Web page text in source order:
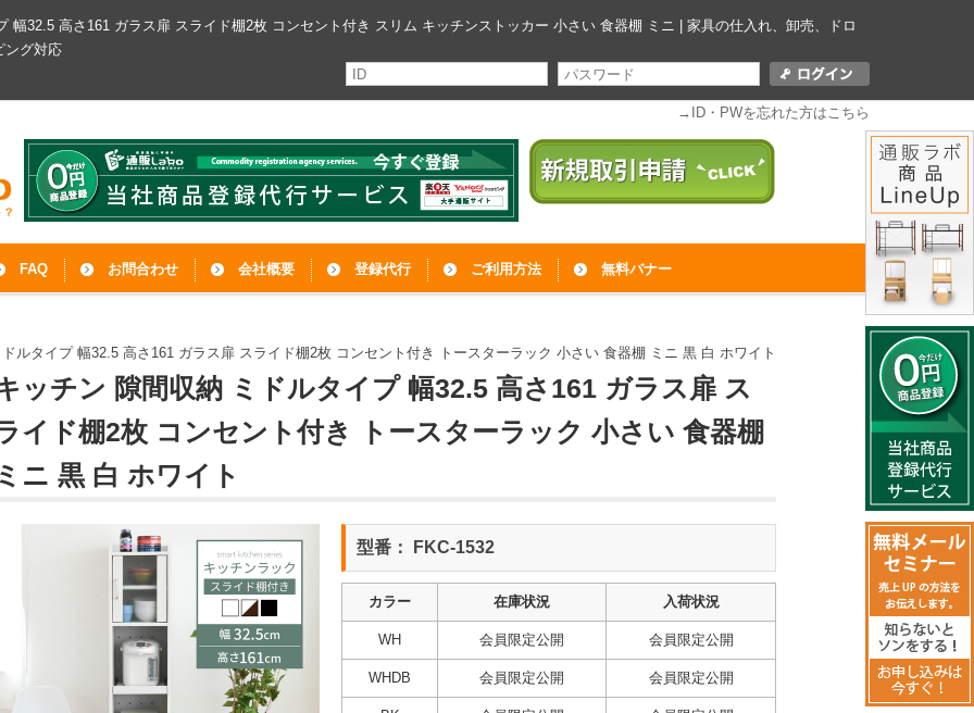
幅32.5 高さ161 ガラス扉 スライド棚2枚 コンセント付き スリム キッチンストッカー 小さい 食器棚 ミニ | 家具の仕入れ、卸売、ドロ
ング対応
→ID・PWを忘れた方はこちら
FAQ お問合わせ 会社概要 登録代行 ご利用方法 無料バナー
ルタイプ 幅32.5 高さ161 ガラス扉 スライド棚2枚 コンセント付き トースターラック 小さい 食器棚 ミニ 黒 白 ホワイト
ッチン 隙間収納 ミドルタイプ 幅32.5 高さ161 ガラス扉 ス
イド棚2枚 コンセント付き トースターラック 小さい 食器棚
ミニ 黒 白 ホワイト
型番： FKC-1532
カラー 在庫状況 入荷状況
WH 会員限定公開 会員限定公開
WHDB 会員限定公開 会員限定公開